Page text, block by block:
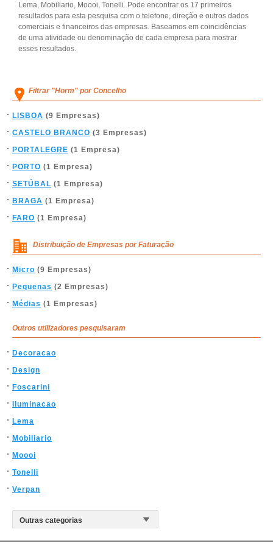
Lema, Mobiliario, Moooi, Tonelli. Pode encontrar os 17 primeiros
resultados para esta pesquisa com o telefone, direção e outros dados
comerciais e financeiros das empresas. Baseamos em coincidências
de uma atividade ou denominação de cada empresa para mostrar
esses resultados.
Filtrar "Horm" por Concelho
LISBOA (9 Empresas)
CASTELO BRANCO (3 Empresas)
PORTALEGRE (1 Empresa)
PORTO (1 Empresa)
SETÚBAL (1 Empresa)
BRAGA (1 Empresa)
FARO (1 Empresa)
Distribuição de Empresas por Faturação
Micro (9 Empresas)
Pequenas (2 Empresas)
Médias (1 Empresas)
Outros utilizadores pesquisaram
Decoracao
Design
Foscarini
Iluminacao
Lema
Mobiliario
Moooi
Tonelli
Verpan